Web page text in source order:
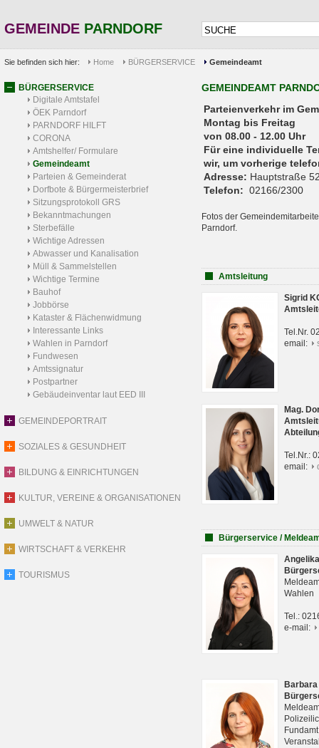
GEMEINDE PARNDORF
Sie befinden sich hier: Home BÜRGERSERVICE Gemeindeamt
BÜRGERSERVICE
Digitale Amtstafel
ÖEK Parndorf
PARNDORF HILFT
CORONA
Amtshelfer/ Formulare
Gemeindeamt
Parteien & Gemeinderat
Dorfbote & Bürgermeisterbrief
Sitzungsprotokoll GRS
Bekanntmachungen
Sterbefälle
Wichtige Adressen
Abwasser und Kanalisation
Müll & Sammelstellen
Wichtige Termine
Bauhof
Jobbörse
Kataster & Flächenwidmung
Interessante Links
Wahlen in Parndorf
Fundwesen
Amtssignatur
Postpartner
Gebäudeinventar laut EED III
GEMEINDEPORTRAIT
SOZIALES & GESUNDHEIT
BILDUNG & EINRICHTUNGEN
KULTUR, VEREINE & ORGANISATIONEN
UMWELT & NATUR
WIRTSCHAFT & VERKEHR
TOURISMUS
GEMEINDEAMT
Parteienverkehr
Montag bis Freitag
von 08.00 - 12.00 Uhr
Für eine individuelle
wir, um vorherige
Adresse: Hauptstraße
Telefon: 02166/2300
Fotos der
Parndorf.
Amtsleitung
Sigrid
Tel.Nr.
email:
Mag.
Tel.Nr.:
email:
Bürgerservice /
Wahlen
Tel.:
e-mail: